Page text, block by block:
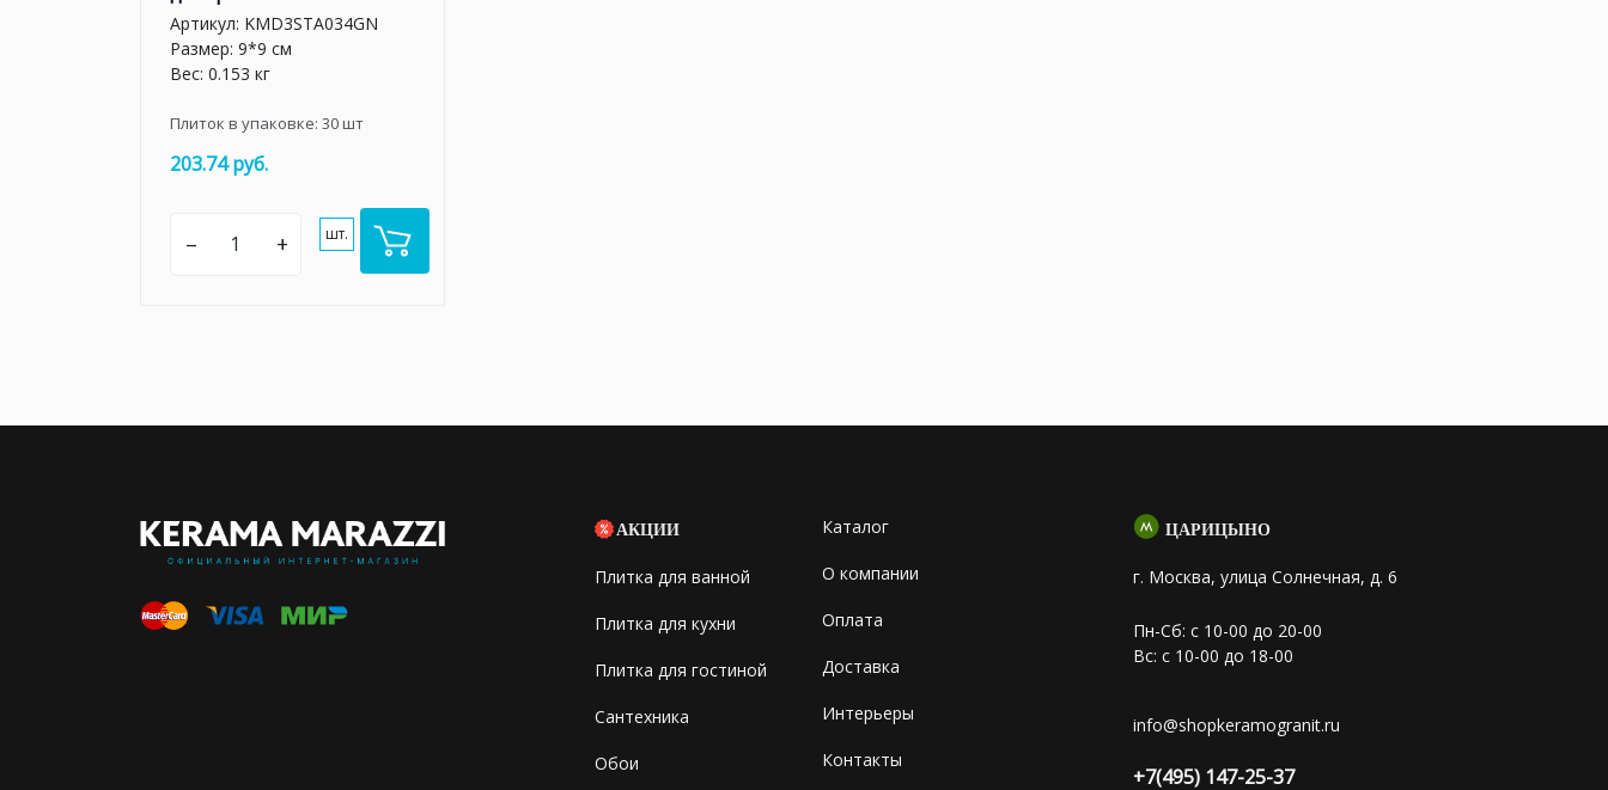
Артикул: KMD3STA034GN
Размер: 9*9 см
Вес: 0.153 кг
Плиток в упаковке: 30шт
203.74 руб.
– + шт.
АКЦИИ
Плитка для ванной
Плитка для кухни
Плитка для гостиной
Сантехника
Обои
Каталог
О компании
Оплата
Доставка
Интерьеры
Контакты
ЦАРИЦЫНО
г. Москва, улица Солнечная, д. 6
Пн-Сб: с 10-00 до 20-00
Вс: с 10-00 до 18-00
info@shopkeramogranit.ru
+7(495) 147-25-37